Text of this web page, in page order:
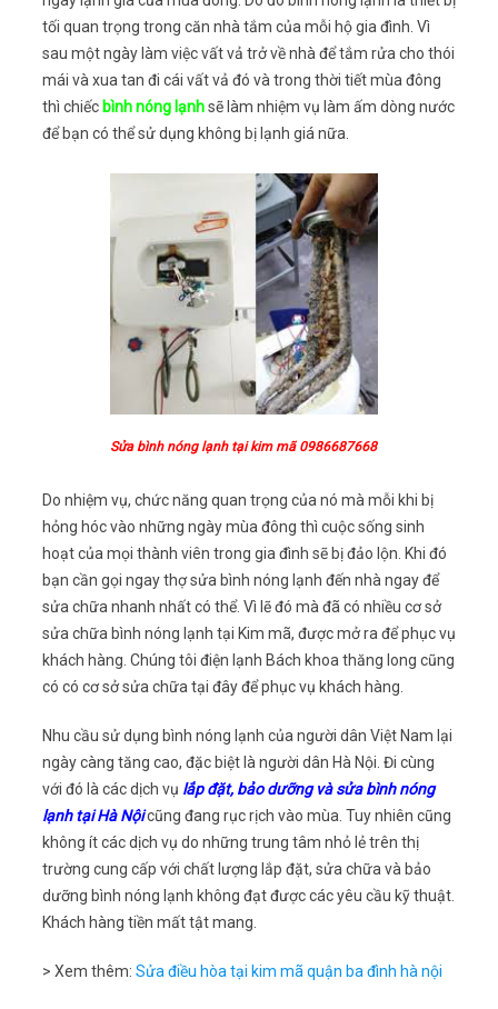
tối quan trọng trong căn nhà tắm của mỗi hộ gia đình. Vì
sau một ngày làm việc vất vả trở về nhà để tắm rửa cho thói
mái và xua tan đi cái vất vả đó và trong thời tiết mùa đông
thì chiếc bình nóng lạnhsẽ làm nhiệm vụ làm ấm dòng nước
để bạn có thể sử dụng không bị lạnh giá nữa.
Sửa bình nóng lạnh tại kim mã 0986687668
Do nhiệm vụ, chức năng quan trọng của nó mà mỗi khi bị
hỏng hóc vào những ngày mùa đông thì cuộc sống sinh
hoạt của mọi thành viên trong gia đình sẽ bị đảo lộn. Khi đó
bạn cần gọi ngay thợ sửa bình nóng lạnh đến nhà ngay để
sửa chữa nhanh nhất có thể. Vì lẽ đó mà đã có nhiều cơ sở
sửa chữa bình nóng lạnh tại Kim mã, được mở ra để phục vụ
khách hàng. Chúng tôi điện lạnh Bách khoa thăng long cũng
có có cơ sở sửa chữa tại đây để phục vụ khách hàng.
Nhu cầu sử dụng bình nóng lạnh của người dân Việt Nam lại
ngày càng tăng cao, đặc biệt là người dân Hà Nội. Đi cùng
với đó là các dịch vụ lắp đặt, bảo dưỡng và sửa bình nóng
lạnh tại Hà Nộicũng đang rục rịch vào mùa. Tuy nhiên cũng
không ít các dịch vụ do những trung tâm nhỏ lẻ trên thị
trường cung cấp với chất lượng lắp đặt, sửa chữa và bảo
dưỡng bình nóng lạnh không đạt được các yêu cầu kỹ thuật.
Khách hàng tiền mất tật mang.
> Xem thêm: Sửa điều hòa tại kim mã quận ba đình hà nội